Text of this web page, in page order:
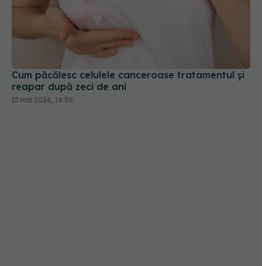
Cum păcălesc celulele canceroase tratamentul și
reapar după zeci de ani
13 mai 2026, 14:56